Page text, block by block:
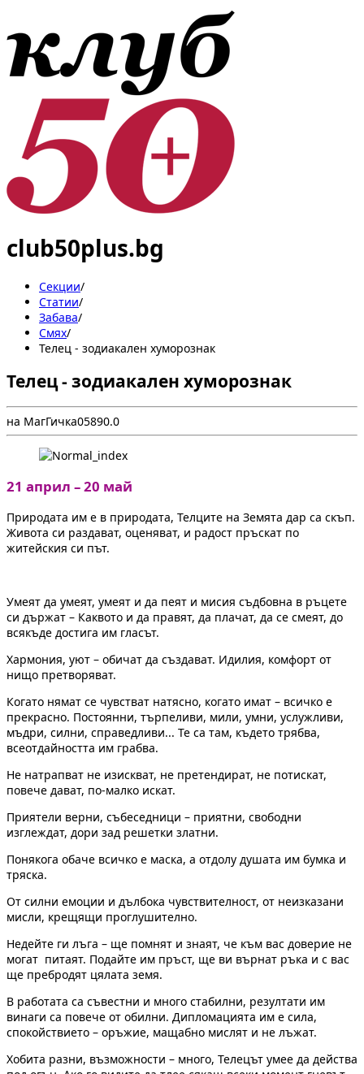
club50plus.bg
Секции/
Статии/
Забава/
Смях/
Телец - зодиакален хуморознак
Телец - зодиакален хуморознак
на МагГичка05890.0
21 април – 20 май
Природата им е в природата, Телците на Земята дар са скъп.
Живота си раздават, оценяват, и радост пръскат по
житейския си път.
Умеят да умеят, умеят и да пеят и мисия съдбовна в ръцете
си държат – Каквото и да правят, да плачат, да се смеят, до
всякъде достига им гласът.
Хармония, уют – обичат да създават. Идилия, комфорт от
нищо претворяват.
Когато нямат се чувстват натясно, когато имат – всичко е
прекрасно. Постоянни, търпеливи, мили, умни, услужливи,
мъдри, силни, справедливи... Те са там, където трябва,
всеотдайността им грабва.
Не натрапват не изискват, не претендират, не потискат,
повече дават, по-малко искат.
Приятели верни, събеседници – приятни, свободни
изглеждат, дори зад решетки златни.
Понякога обаче всичко е маска, а отдолу душата им бумка и
тряска.
От силни емоции и дълбока чувствителност, от неизказани
мисли, крещящи проглушително.
Недейте ги лъга – ще помнят и знаят, че към вас доверие не
могат питаят. Подайте им пръст, ще ви върнат ръка и с вас
ще пребродят цялата земя.
В работата са съвестни и много стабилни, резултати им
винаги са повече от обилни. Дипломацията им е сила,
спокойствието – оръжие, мащабно мислят и не лъжат.
Хобита разни, възможности – много, Телецът умее да действа